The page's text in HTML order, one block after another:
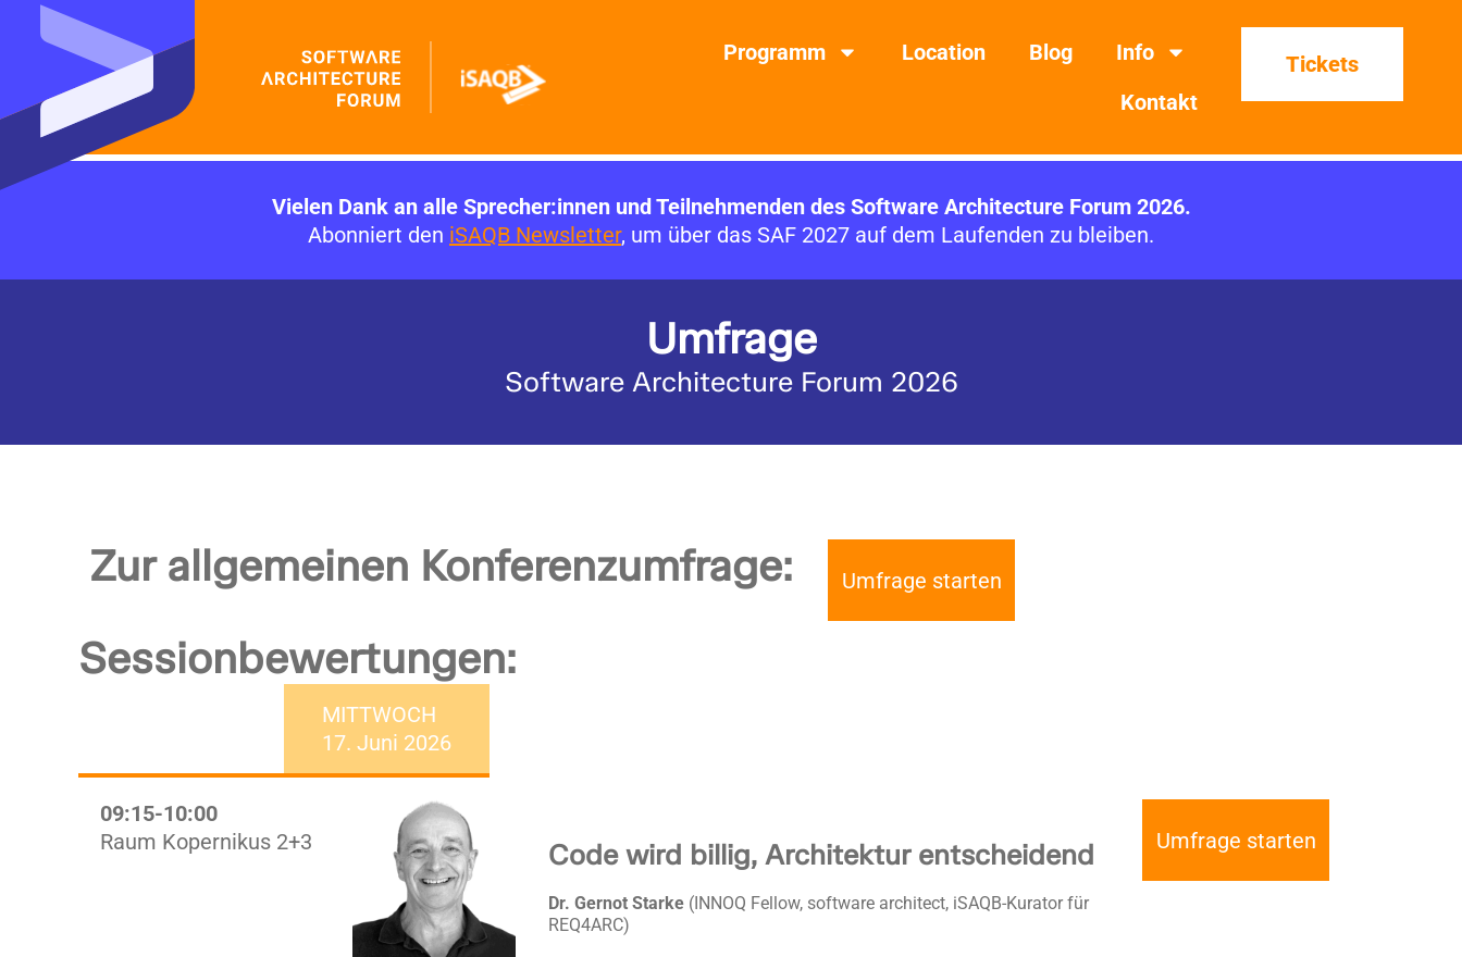
Programm Location Blog
Info
Kontakt
Tickets
Vielen Dank an alle Sprecher:innen und Teilnehmenden des Software Architecture Forum 2026.
Abonniert den iSAQB Newsletter, um über das SAF 2027 auf dem Laufenden zu bleiben.
Umfrage
Software Architecture Forum 2026
Zur allgemeinen Konferenzumfrage: Umfrage starten
Sessionbewertungen:
MITTWOCH
17. Juni 2026
09:15-10:00
Raum Kopernikus 2+3
Code wird billig, Architektur entscheidend
Dr. Gernot Starke(INNOQ Fellow, software architect, iSAQB-Kurator für
REQ4ARC)
Umfrage starten